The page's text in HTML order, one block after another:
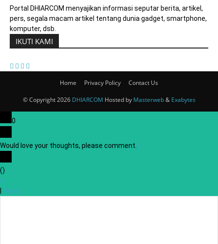
Portal DHIARCOM menyajikan informasi seputar berita, artikel,
pers, segala macam artikel tentang dunia gadget, smartphone,
komputer, dsb.
IKUTI KAMI
Home Privacy Policy Contact Us
© Copyright 2026 DHIARCOM Hosted by Masterweb& Exabytes
0
Would love your thoughts, please comment. x
()
x
Reply